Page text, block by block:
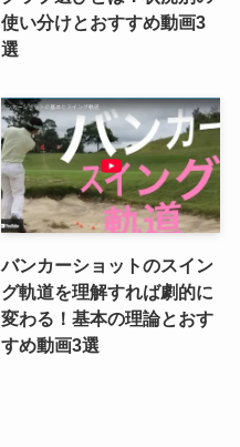
使い分けとおすすめ動画3
選
バンカーショットのスイン
グ軌道を理解すれば劇的に
変わる！基本の理論とおす
すめ動画3選